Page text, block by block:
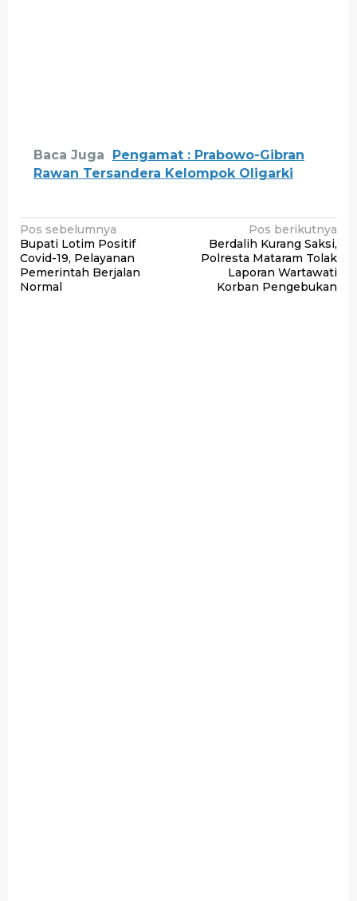
Baca Juga
Pengamat : Prabowo-Gibran
Rawan Tersandera Kelompok Oligarki
Navigasi
pos
Pos sebelumnya
Bupati Lotim Positif
Covid-19, Pelayanan
Pemerintah Berjalan
Normal
Pos berikutnya
Berdalih Kurang Saksi,
Polresta Mataram Tolak
Laporan Wartawati
Korban Pengebukan